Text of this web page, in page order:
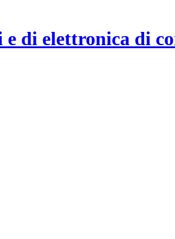
di elettronica di